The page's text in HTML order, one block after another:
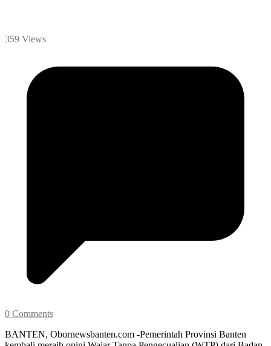
359 Views
0 Comments
BANTEN, Obornewsbanten.com -Pemerintah Provinsi Banten